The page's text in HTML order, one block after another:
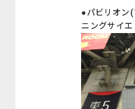
●パビリオン(
ニングサイエ